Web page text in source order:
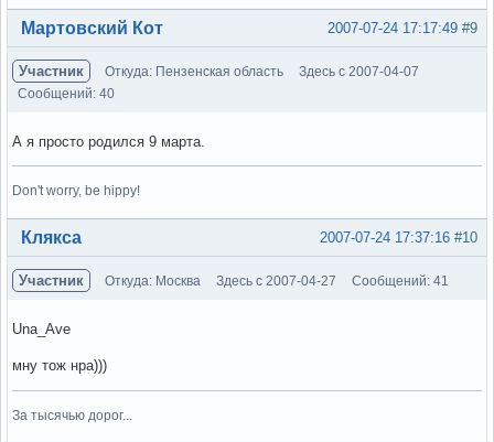
Вне форума #9
2007-07-24 17:17:49
Мартовский Кот
Участник Откуда: Пензенская область
Здесь с 2007-04-07
Сообщений: 40
А я просто родился 9 марта.
Don't worry, be hippy!
Вне форума #10
2007-07-24 17:37:16
Клякса
Участник Откуда: Москва Здесь с 2007-04-27 Сообщений: 41
Una_Ave
мну тож нра)))
За тысячью дорог...